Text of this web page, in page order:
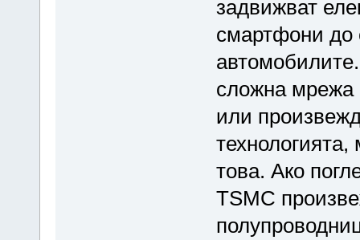
задвижват
смартфони до
сложна мрежа
или
това. Ако
TSMC